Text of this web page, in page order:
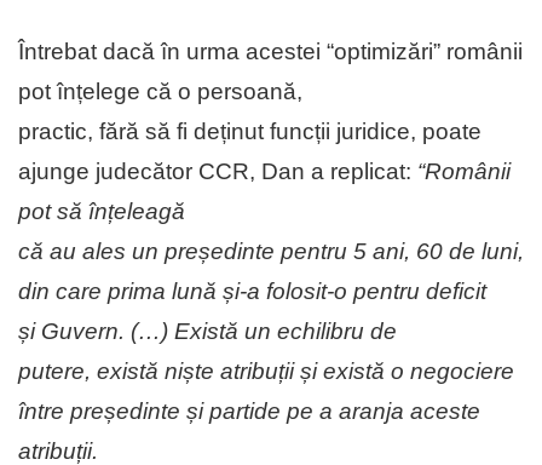
Întrebat dacă în urma acestei “optimizări” românii
pot înțelege că o persoană,
practic, fără să fi deținut funcții juridice, poate
ajunge judecător CCR, Dan a replicat: “Românii
pot să înțeleagă
că au ales un președinte pentru 5 ani, 60 de luni,
din care prima lună și-a folosit-o pentru deficit
și Guvern. (…) Există un echilibru de
putere, există niște atribuții și există o negociere
între președinte și partide pe a aranja aceste
atribuții.